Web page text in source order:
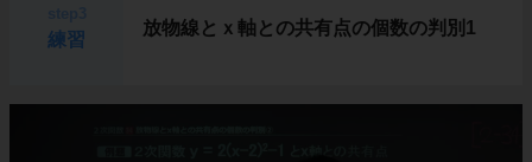
練習
放物線とｘ軸との共有点の個数の判別1